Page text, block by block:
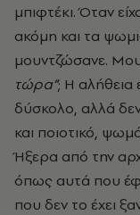
μπιφτέκι. Όταν
ακόμη και τα
μουντζώσανε.
τώρα”; Η αλήθεια
δύσκολο, αλλά
και ποιοτικό,
Ήξερα από την
όπως αυτά που
που δεν το έχει